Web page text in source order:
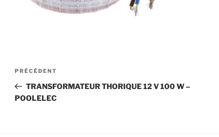
Navigation
l’article
Article
précédent
PRÉCÉDENT
TRANSFORMATEUR THORIQUE 12 V 100 W –
POOLELEC